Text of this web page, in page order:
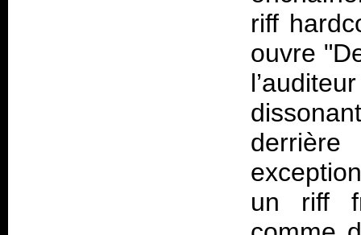
riff
ouvre
un riff